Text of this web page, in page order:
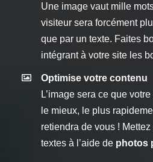
Une image vaut mille
visiteur sera forcément
que par un texte. Faites
intégrant à votre site les
Optimise votre contenu
L’image sera ce que
le mieux, le plus
retiendra de vous !
textes à l’aide de photos